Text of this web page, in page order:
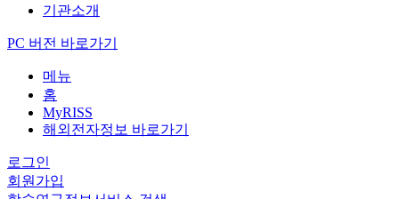
기관소개
PC 버전 바로가기
메뉴
홈
MyRISS
해외전자정보 바로가기
로그인
회원가입